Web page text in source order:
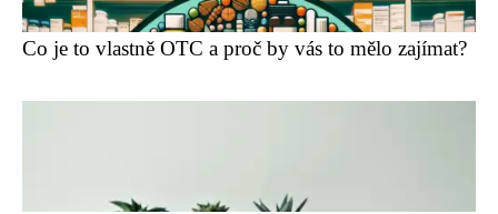
Co je to vlastně OTC a proč by vás to mělo zajímat?